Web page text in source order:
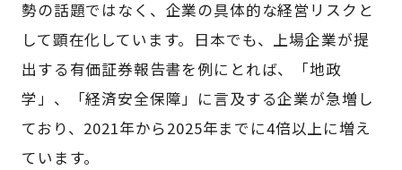
勢の話題ではなく、企業の具体的な経営リスクと
して顕在化しています。日本でも、上場企業が提
出する有価証券報告書を例にとれば、「地政
学」、「経済安全保障」に言及する企業が急増し
ており、2021年から2025年までに4倍以上に増え
ています。